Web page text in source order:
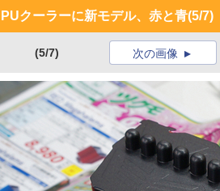
クーラーに新モデル、赤と青(5/7)
(5/7) 次の画像